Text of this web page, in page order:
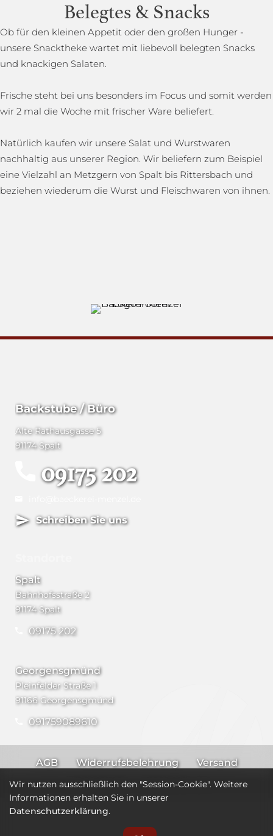
Belegtes & Snacks
Ob für den kleinen Appetit oder den großen Hunger -
unsere Snacktheke wartet mit liebevoll belegten Snacks
und knackigen Salaten.
Frische steht bei uns besonders im Focus und somit werden
wir 2 mal die Woche mit frischer Ware beliefert.
Natürlich kaufen wir unsere Salat und Wurstwaren
nachhaltig aus unserer Region. Wir beliefern zum Beispiel
eine Vielzahl an Metzgern von Spalt bis Rittersbach und
beziehen wiederum die Wurst und Fleischwaren von ihnen.
Backstube / Büro
Alte Rathausgasse 5
91174 Spalt
09175 202
Schreiben Sie uns
Spalt
Bahnhofsstraße 2
91174 Spalt
09175 202
Georgensgmünd
Pleinfelder Straße 1
91166 Georgensgmünd
091759089610
AGB Widerrufsbelehrung
Versand
Impressum
Datenschutz
Wir nutzen ausschließlich den "Session-Cookie". Weitere
Informationen erhalten Sie in unserer
Datenschutzerklärung.